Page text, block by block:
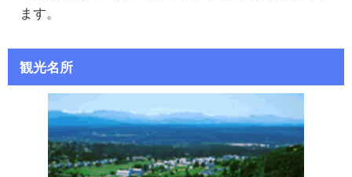
ます。
観光名所